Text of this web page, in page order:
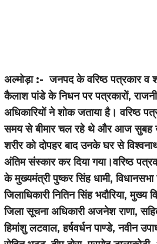
अल्मोड़ा :- जनपद के वरिष्ठ पत्रकार व
कैलाश पांडे के निधन पर पत्रकारों,
अधिकारियों ने शोक जताया है। वरिष्ठ
समय से बीमार चल रहे थे और आज सुबह
शरीर को दोपहर बाद उनके घर से
अंतिम संस्कार कर दिया गया।वरिष्ठ
के मुख्यमंत्री पुष्कर सिंह धामी, विधानसभा
जिलाधिकारी नितिन सिंह भदौरिया,
जिला सूचना अधिकारी अजनेश राणा,
हिमांशु लटवाल, हर्षवर्धन पाण्डे, नवीन